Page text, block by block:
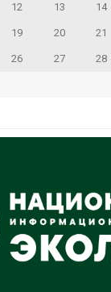
12 13 14
19 20 21
26 27 28